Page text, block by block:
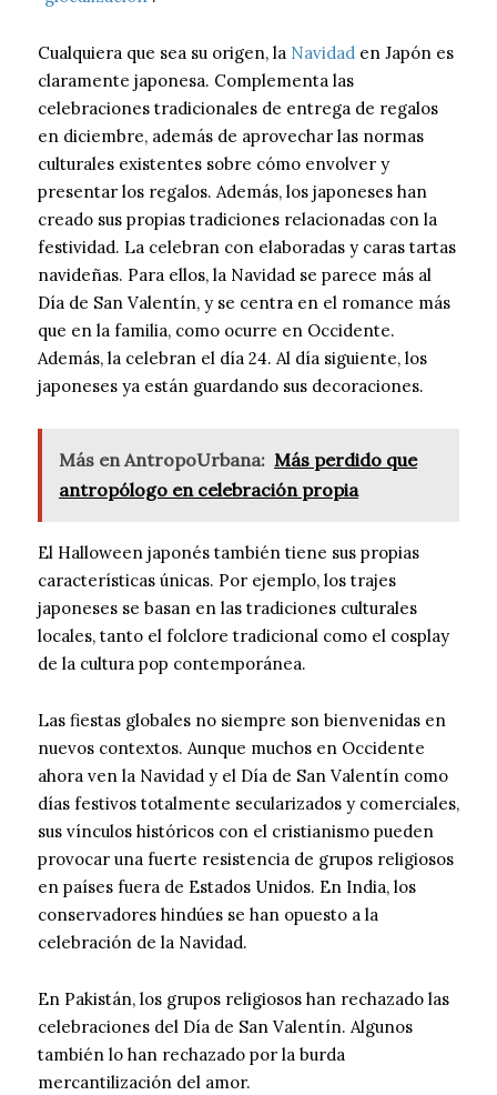
Cualquiera que sea su origen, la Navidad en Japón es
claramente japonesa. Complementa las
celebraciones tradicionales de entrega de regalos
en diciembre, además de aprovechar las normas
culturales existentes sobre cómo envolver y
presentar los regalos. Además, los japoneses han
creado sus propias tradiciones relacionadas con la
festividad. La celebran con elaboradas y caras tartas
navideñas. Para ellos, la Navidad se parece más al
Día de San Valentín, y se centra en el romance más
que en la familia, como ocurre en Occidente.
Además, la celebran el día 24. Al día siguiente, los
japoneses ya están guardando sus decoraciones.
Más en AntropoUrbana: Más perdido que
antropólogo en celebración propia
El Halloween japonés también tiene sus propias
características únicas. Por ejemplo, los trajes
japoneses se basan en las tradiciones culturales
locales, tanto el folclore tradicional como el cosplay
de la cultura pop contemporánea.
Las fiestas globales no siempre son bienvenidas en
nuevos contextos. Aunque muchos en Occidente
ahora ven la Navidad y el Día de San Valentín como
días festivos totalmente secularizados y comerciales,
sus vínculos históricos con el cristianismo pueden
provocar una fuerte resistencia de grupos religiosos
en países fuera de Estados Unidos. En India, los
conservadores hindúes se han opuesto a la
celebración de la Navidad.
En Pakistán, los grupos religiosos han rechazado las
celebraciones del Día de San Valentín. Algunos
también lo han rechazado por la burda
mercantilización del amor.